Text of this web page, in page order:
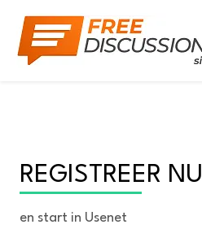
REGISTREER NU
en start in Usenet